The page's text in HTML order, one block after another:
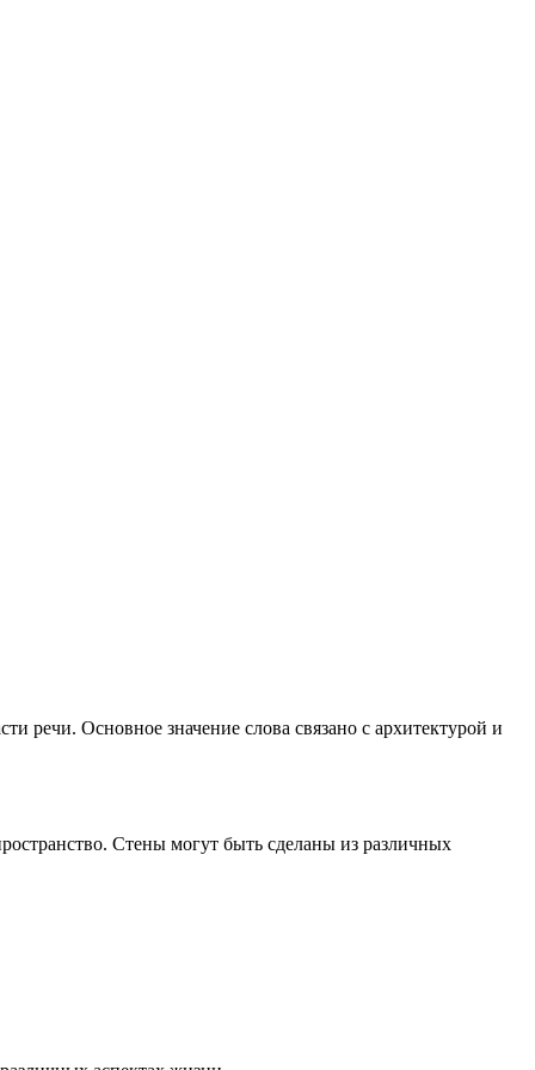
речи. Основное значение слова связано с архитектурой и
Стены могут быть сделаны из различных